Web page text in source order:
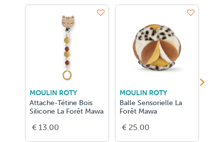
MOULIN ROTY
Attache-Tétine Bois
Silicone La Forêt Mawa
€ 13.00
MOULIN ROTY
Balle Sensorielle La
Forêt Mawa
€ 25.00